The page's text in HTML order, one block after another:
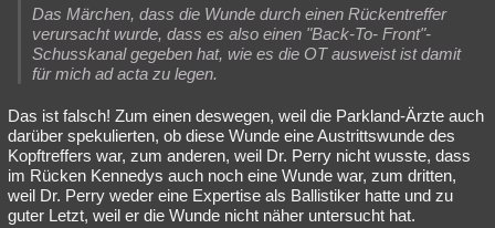
Das Märchen, dass die Wunde durch einen Rückentreffer
verursacht wurde, dass es also einen "Back-To- Front"-
Schusskanal gegeben hat, wie es die OT ausweist ist damit
für mich ad acta zu legen.
Das ist falsch! Zum einen deswegen, weil die Parkland-Ärzte auch
darüber spekulierten, ob diese Wunde eine Austrittswunde des
Kopftreffers war, zum anderen, weil Dr. Perry nicht wusste, dass
im Rücken Kennedys auch noch eine Wunde war, zum dritten,
weil Dr. Perry weder eine Expertise als Ballistiker hatte und zu
guter Letzt, weil er die Wunde nicht näher untersucht hat.